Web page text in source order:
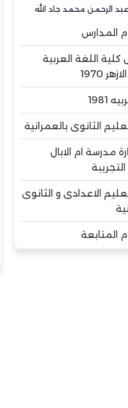
الرحمن محمد جاد الله
المدارس
اللغة العربية
1970
1981
الثانوى بالعمرانية
مدرسة ام الابال
التجريبة
الاعدادى و الثانوى
المتابعة